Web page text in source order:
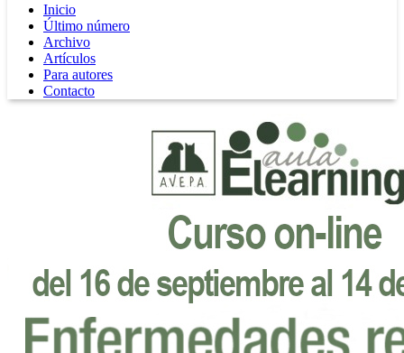
Inicio
Último número
Archivo
Artículos
Para autores
Contacto